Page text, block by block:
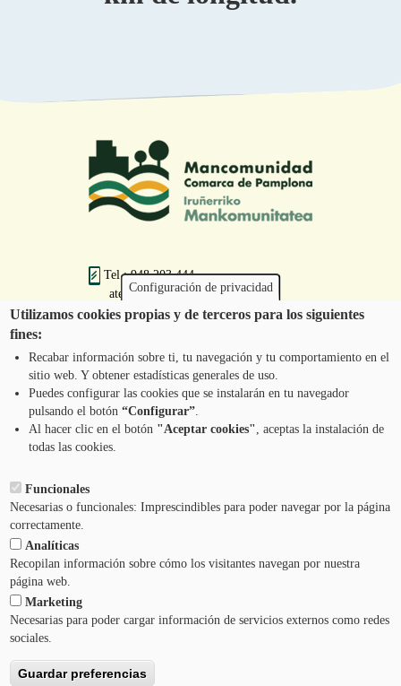
Tel.: 948 203 444
atencion@mancoeduca.com
de la Mancomunidad de la Comarca de
Pamplona
Pie
CONTÁCTANOS
CONDICIONES DEL SERVICIO
POLÍTICA DE PRIVACIDAD
Configuración de privacidad
Utilizamos cookies propias y de terceros para los siguientes
fines:
Recabar información sobre ti, tu navegación y tu comportamiento en el
sitio web. Y obtener estadísticas generales de uso.
Puedes configurar las cookies que se instalarán en tu navegador
pulsando el botón“Configurar”.
Al hacer clic en el botón "Aceptar cookies", aceptas la instalación de
todas las cookies.
Funcionales
Necesarias o funcionales: Imprescindibles para poder navegar por la página
correctamente.
Analíticas
Recopilan información sobre cómo los visitantes navegan por nuestra
página web.
Marketing
Necesarias para poder cargar información de servicios externos como redes
sociales.
Guardar preferencias